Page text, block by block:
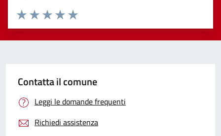
Valuta 5 stelle su 5
Valuta 4 stelle su 5
Valuta 3 stelle su 5
Valuta 2 stelle su 5
Valuta 1 stelle su 5
Contatta il comune
Leggi le domande frequenti
Richiedi assistenza